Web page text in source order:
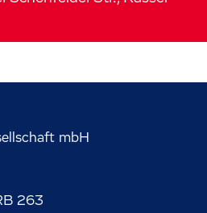
mbH
263